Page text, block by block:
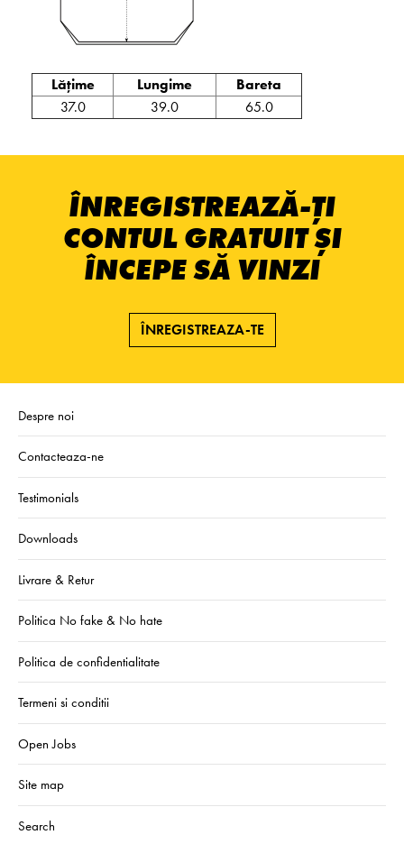
Lățime Lungime
Bareta
37.0
39.0 65.0
ÎNREGISTREAZĂ-ȚI
CONTUL GRATUIT ȘI
ÎNCEPE SĂ VINZI
ÎNREGISTREAZA-TE
Despre noi
Contacteaza-ne
Testimonials
Downloads
Livrare & Retur
Politica No fake & No hate
Politica de confidentialitate
Termeni si conditii
Open Jobs
Site map
Search